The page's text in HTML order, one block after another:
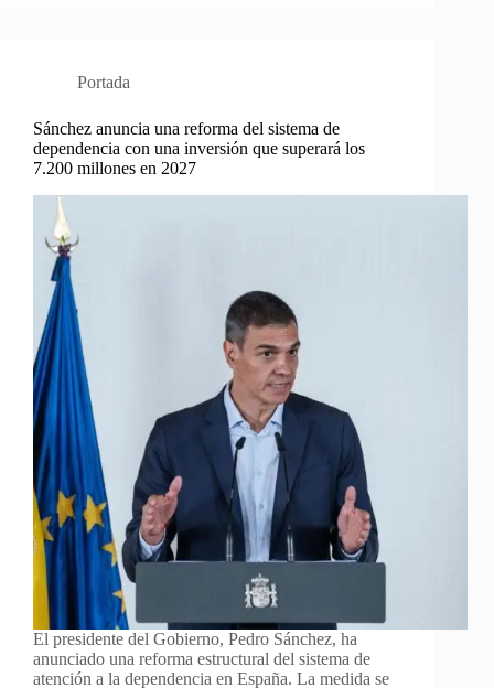
Portada
Sánchez anuncia una reforma del sistema de
dependencia con una inversión que superará los
7.200 millones en 2027
El presidente del Gobierno, Pedro Sánchez, ha
anunciado una reforma estructural del sistema de
atención a la dependencia en España. La medida se